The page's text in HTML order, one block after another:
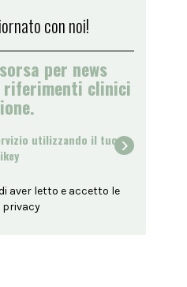
con noi!
per news
riferimenti clinici
utilizzando il tuo
aver letto e accetto le
privacy